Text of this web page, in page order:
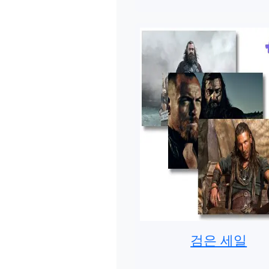
검은 세일